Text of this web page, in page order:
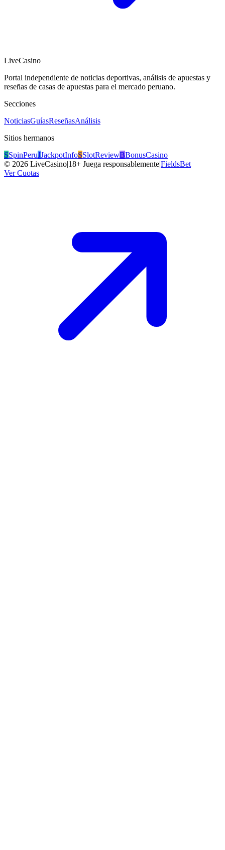
LiveCasino
Portal independiente de noticias deportivas, análisis de apuestas y
reseñas de casas de apuestas para el mercado peruano.
Secciones
NoticiasGuíasReseñasAnálisis
Sitios hermanos
SSpinPeruJJackpotInfoSSlotReviewBBonusCasino
© 2026 LiveCasino|18+ Juega responsablemente|FieldsBet
Ver Cuotas